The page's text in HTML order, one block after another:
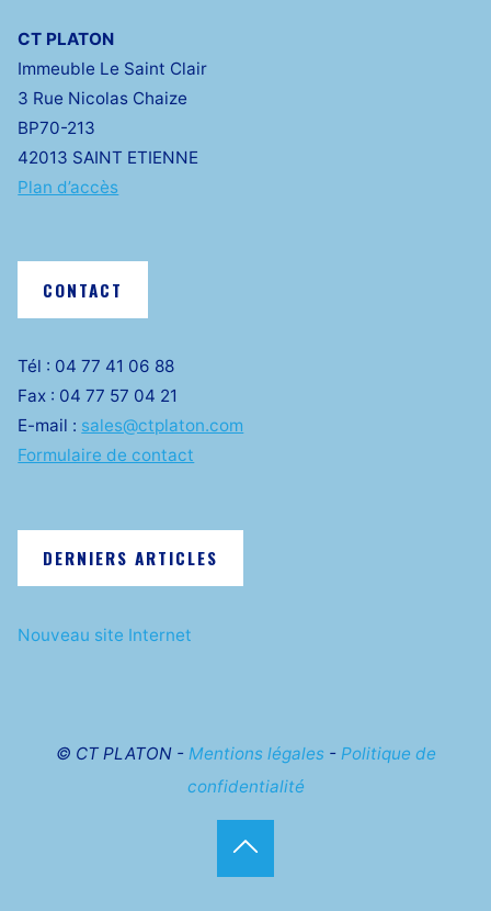
CT PLATON
Immeuble Le Saint Clair
3 Rue Nicolas Chaize
BP70-213
42013 SAINT ETIENNE
Plan d’accès
CONTACT
Tél : 04 77 41 06 88
Fax : 04 77 57 04 21
E-mail : sales@ctplaton.com
Formulaire de contact
DERNIERS ARTICLES
Nouveau site Internet
© CT PLATON - Mentions légales- Politique de
confidentialité
Back